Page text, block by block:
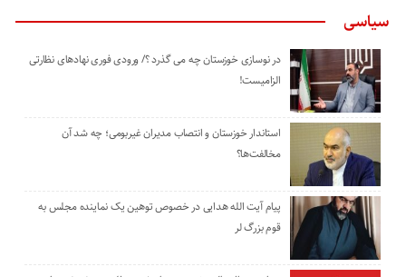
سیاسی
در نوسازی خوزستان چه می گذرد ؟/ ورودی فوری نهادهای نظارتی
الزامیست!
استاندار خوزستان و انتصاب مدیران غیربومی؛ چه شد آن
مخالفت‌ها؟
پیام آیت الله هدایی در خصوص توهین یک نماینده مجلس به
قوم بزرگ لر